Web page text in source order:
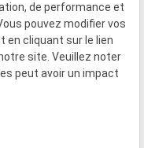
de performance et
pouvez modifier vos
en cliquant sur le lien
site. Veuillez noter
peut avoir un impact